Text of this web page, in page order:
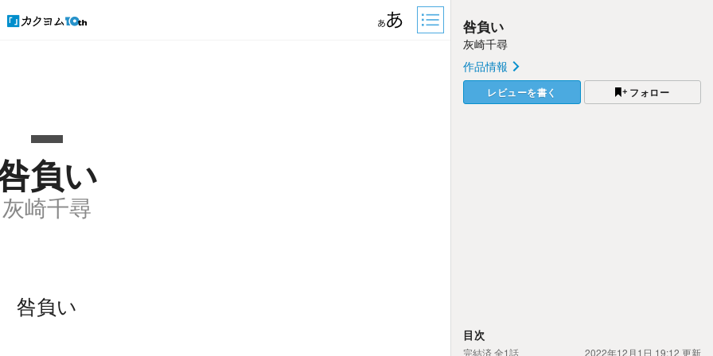
負い
灰崎千尋
咎負い
咎負い
灰崎千尋
作品情報
レビューを書く フォロー
目次
完結済全1話 2022年12月1日 19:12 更新